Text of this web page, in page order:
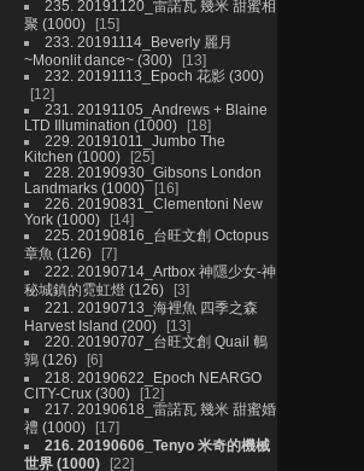
235. 20191120_雷諾瓦 幾米 甜蜜相
聚 (1000)
15
233. 20191114_Beverly 麗月
~Moonlit dance~ (300)
13
232. 20191113_Epoch 花影 (300)
12
231. 20191105_Andrews + Blaine
LTD Illumination (1000)
18
229. 20191011_Jumbo The
Kitchen (1000)
25
228. 20190930_Gibsons London
Landmarks (1000)
16
226. 20190831_Clementoni New
York (1000)
14
225. 20190816_台旺文創 Octopus
章魚 (126)
7
222. 20190714_Artbox 神隱少女-神
秘城鎮的霓虹燈 (126)
3
221. 20190713_海裡魚 四季之森
Harvest Island (200)
13
220. 20190707_台旺文創 Quail 鵪
鶉 (126)
6
218. 20190622_Epoch NEARGO
CITY-Crux (300)
12
217. 20190618_雷諾瓦 幾米 甜蜜婚
禮 (1000)
17
216. 20190606_Tenyo 米奇的機械
世界 (1000)
22